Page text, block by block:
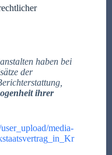
haben bei
der
heit ihrer
media-